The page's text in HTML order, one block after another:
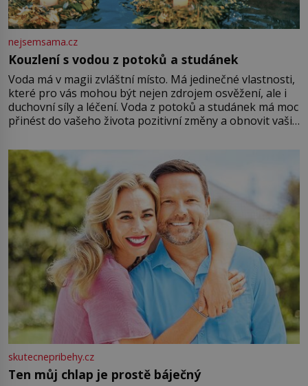
nejsemsama.cz
Kouzlení s vodou z potoků a studánek
Voda má v magii zvláštní místo. Má jedinečné vlastnosti,
které pro vás mohou být nejen zdrojem osvěžení, ale i
duchovní síly a léčení. Voda z potoků a studánek má moc
přinést do vašeho života pozitivní změny a obnovit vaši
můžete obohatit své rituály a přinést do svého života
větší harmonii a klid. Je důležité
skutecnepribehy.cz
Ten můj chlap je prostě báječný